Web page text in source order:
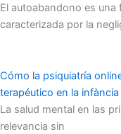
El autoabandono es
caracterizada por la
Cómo la psiquiatría
terapéutico en la infància
La salud mental en las
relevancia sin